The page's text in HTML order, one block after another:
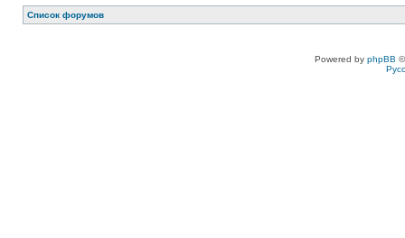
Список форумов
Powered by phpBB